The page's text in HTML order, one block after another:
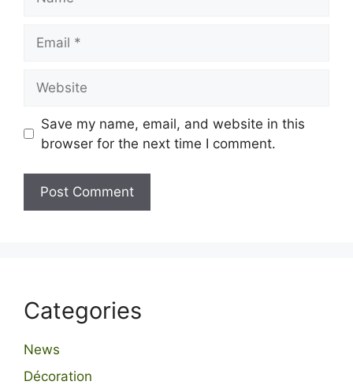
Save my name, email, and website in this
browser for the next time I comment.
Categories
News
Décoration